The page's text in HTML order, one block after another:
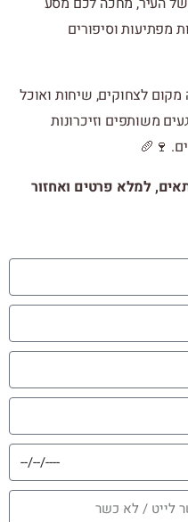
מפתיעות וסיפורים
מקום לצחוקים, שיחות ואוכל
משותפים וזיכרונות
🍷🥖
למלא פרטים ואחזור